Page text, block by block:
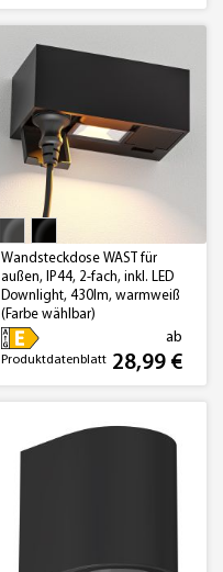
Wandsteckdose WAST für
außen, IP44, 2-fach, inkl. LED
Downlight, 430lm, warmweiß
(Farbe wählbar)
Produktdatenblatt
ab
28,99 €